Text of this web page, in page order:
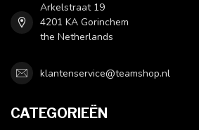
Arkelstraat 19
4201 KA Gorinchem
the Netherlands
klantenservice@teamshop.nl
CATEGORIEËN